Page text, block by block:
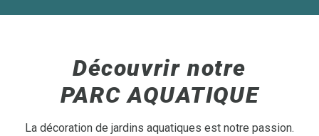
Découvrir notre
PARC AQUATIQUE
La décoration de jardins aquatiques est notre passion.